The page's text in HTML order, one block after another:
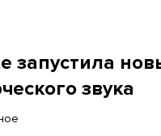
запустила
звука